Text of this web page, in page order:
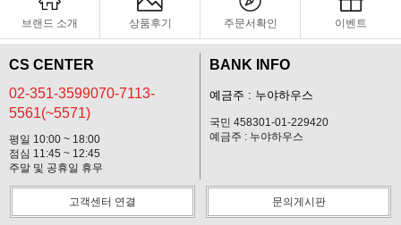
브랜드 소개 상품후기 주문서확인 이벤트
CS CENTER
02-351-3599070-7113-
5561(~5571)
평일 10:00 ~ 18:00
점심 11:45 ~ 12:45
주말 및 공휴일 휴무
BANK INFO
예금주 : 누야하우스
국민 458301-01-229420
예금주 : 누야하우스
고객센터 연결 문의게시판